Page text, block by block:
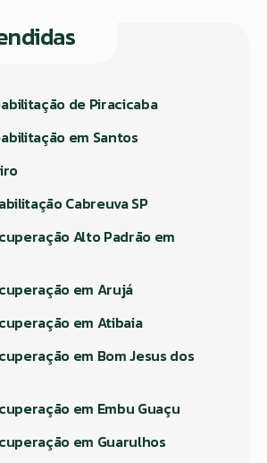
de Piracicaba
em Santos
Cabreuva SP
Alto Padrão em
em Arujá
em Atibaia
em Bom Jesus dos
em Embu Guaçu
em Guarulhos